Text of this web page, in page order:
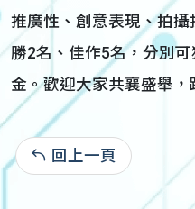
推廣性、創意表現、拍
勝2名、佳作5名，分別
金。歡迎大家共襄盛舉，
回上一頁